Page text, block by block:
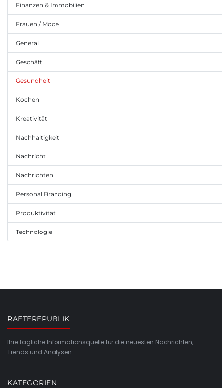
Finanzen & Immobilien
Frauen / Mode
General
Geschäft
Gesundheit
Kochen
Kreativität
Nachhaltigkeit
Nachricht
Nachrichten
Personal Branding
Produktivität
Technologie
RAETEREPUBLIK
Ihre tägliche Informationsquelle für die neuesten Nachrichten,
Trends und Analysen.
KATEGORIEN